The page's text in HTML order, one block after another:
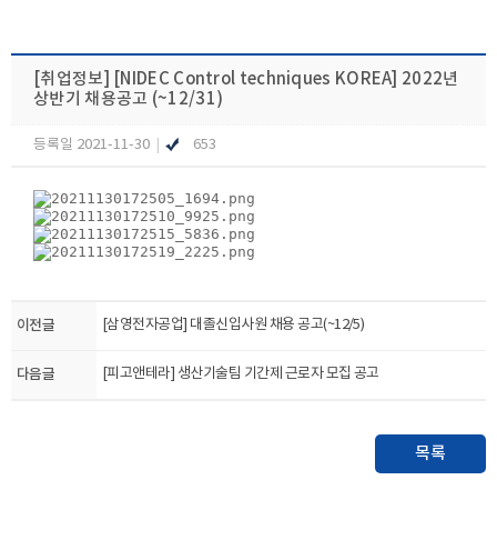
[취업정보]
[NIDEC Control techniques KOREA] 2022년
상반기 채용공고 (~12/31)
등록일 2021-11-30 653
이전글 [삼영전자공업] 대졸신입사원 채용 공고(~12/5)
다음글 [피고앤테라] 생산기술팀 기간제 근로자 모집 공고
목록